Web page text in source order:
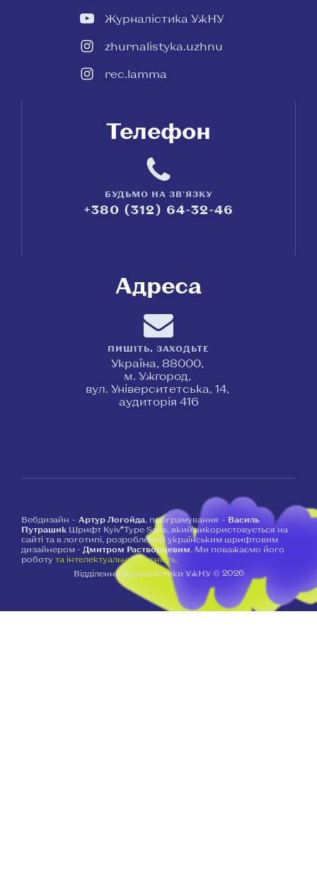
Журналістика УжНУ
zhurnalistyka.uzhnu
rec.lamma
Телефон
БУДЬМО НА ЗВ'ЯЗКУ
+380 (312) 64-32-46
Адреса
ПИШІТЬ, ЗАХОДЬТЕ
Україна, 88000,
м. Ужгород,
вул. Університетська, 14,
аудиторія 416
Вебдизайн – Артур Логойда, програмування – Василь
Путрашик Шрифт Kyiv*Type Sans, який використовується на
сайті та в логотипі, розроблений українським шрифтовим
дизайнером - Дмитром Растворцевим. Ми поважаємо його
роботу та інтелектуальну власність.
Відділення журналістики УжНУ © 2026